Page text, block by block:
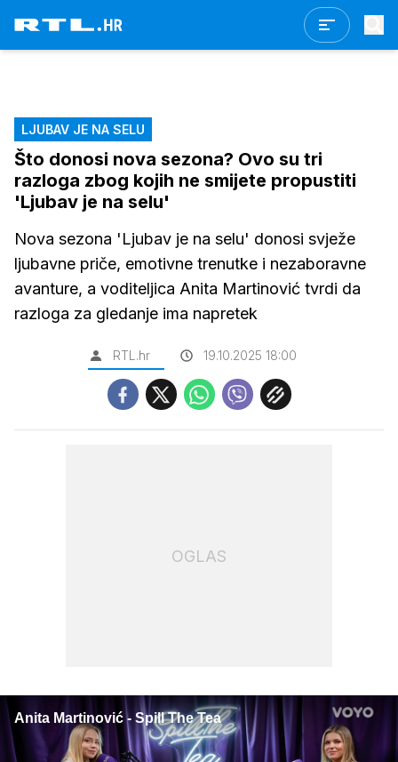
LJUBAV JE NA SELU
Što donosi nova sezona? Ovo su tri
razloga zbog kojih ne smijete propustiti
'Ljubav je na selu'
Nova sezona 'Ljubav je na selu' donosi svježe
ljubavne priče, emotivne trenutke i nezaboravne
avanture, a voditeljica Anita Martinović tvrdi da
razloga za gledanje ima napretek
RTL.hr 19.10.2025 18:00
OGLAS
Anita Martinović - Spill The Tea